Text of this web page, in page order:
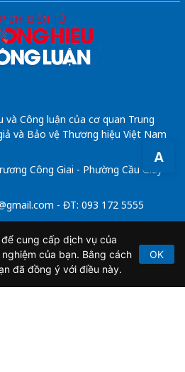
A
Công luận của cơ quan Trung
và Bảo vệ Thương hiệu Việt Nam
Công Giai - Phường Cầu Giấy -
- ĐT: 093 172 5555
điện tử số 64/GP-BTTTT do Bộ
ngày 21/2/2020.
cung cấp dịch vụ của
của bạn. Bằng cách
đã đồng ý với điều này.
OK